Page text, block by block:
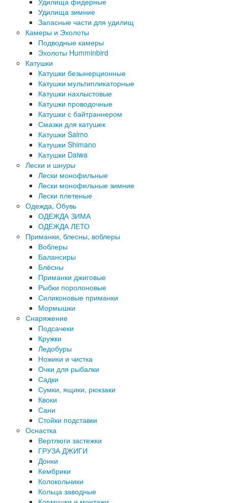
Удилища зимние
Запасные части для удилищ
Камеры и Эхолоты
Подводные камеры
Эхолоты Humminbird
Катушки
Катушки безынерционные
Катушки мультипликаторные
Катушки нахлыстовые
Катушки проводочные
Катушки с байтраннером
Смазки для катушек
Катушки Salmo
Катушки Shimano
Катушки Daiwa
Лески и шнуры
Лески монофильные
Лески монофильные зимние
Лески плетеные
Одежда, Обувь
ОДЕЖДА ЗИМА
ОДЕЖДА ЛЕТО
Приманки, блесны, воблеры
Воблеры
Балансиры
Блёсны
Приманки джиговые
Рыбки поролоновые
Силиконовые приманки
Мормышки
Снаряжение
Подсачеки
Кружки
Ледобуры
Ножики и чистка
Очки для рыбалки
Садки
Сумки, ящики, рюкзаки
Квоки
Сани
Стойки подставки
Оснастка
Вертлюги застежки
ГРУЗА ДЖИГИ
Донки
Кембрики
Колокольчики
Кольца заводные